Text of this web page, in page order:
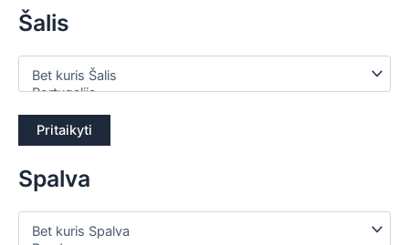
Šalis
Pritaikyti
Spalva